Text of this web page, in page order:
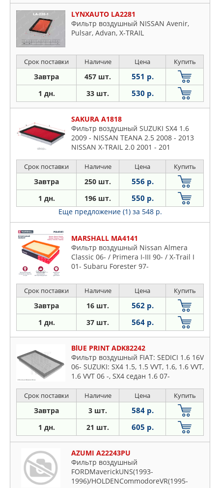
LYNXAUTO LA2281
Фильтр воздушный NISSAN Avenir,
Pulsar, Advan, X-TRAIL
Срок поставки Наличие Цена Купить
Завтра 457 шт. 551 р.
1 дн. 33 шт. 530 р.
SAKURA A1818
Фильтр воздушный SUZUKI SX4 1.6
2009 - NISSAN TEANA 2.5 2008 - 2013
NISSAN X-TRAIL 2.0 2001 - 201
Срок поставки Наличие Цена Купить
Завтра 250 шт. 556 р.
1 дн. 196 шт. 550 р.
Еще предложение (1) за 548 р.
MARSHALL MA4141
Фильтр воздушный Nissan Almera
Classic 06- / Primera I-III 90- / X-Trail I
01- Subaru Forester 97-
Срок поставки Наличие Цена Купить
Завтра 16 шт. 562 р.
1 дн. 37 шт. 564 р.
BlUE PRINT ADK82242
Фильтр воздушный FIAT: SEDICI 1.6 16V
06- SUZUKI: SX4 1.5, 1.5 VVT, 1.6, 1.6 VVT,
1.6 VVT 06 -, SX4 седан 1.6 07-
Срок поставки Наличие Цена Купить
Завтра 3 шт. 584 р.
1 дн. 21 шт. 605 р.
AZUMI A22243PU
Фильтр воздушный
FORDMaverickUNS(1993-
1996)/HOLDENCommodoreVR(1995-